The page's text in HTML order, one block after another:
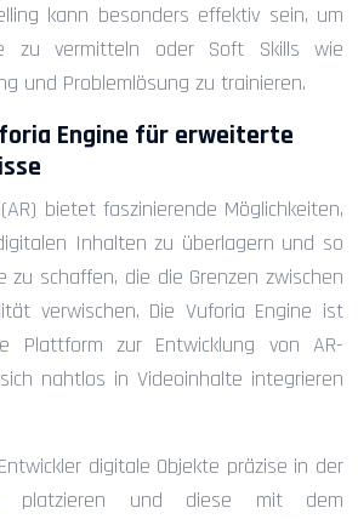
kann besonders effektiv sein, um
zu vermitteln oder Soft Skills wie
und Problemlösung zu trainieren.
Engine für erweiterte
bietet faszinierende Möglichkeiten,
Inhalten zu überlagern und so
zu schaffen, die die Grenzen zwischen
verwischen. Die Vuforia Engine ist
Plattform zur Entwicklung von AR-
nahtlos in Videoinhalte integrieren
digitale Objekte präzise in der
platzieren und diese mit dem